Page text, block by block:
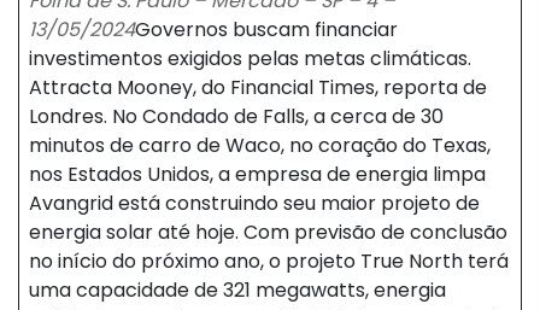
13/05/2024Governos buscam financiar
investimentos exigidos pelas metas climáticas.
Attracta Mooney, do Financial Times, reporta de
Londres. No Condado de Falls, a cerca de 30
minutos de carro de Waco, no coração do Texas,
nos Estados Unidos, a empresa de energia limpa
Avangrid está construindo seu maior projeto de
energia solar até hoje. Com previsão de conclusão
no início do próximo ano, o projeto True North terá
uma capacidade de 321 megawatts, energia